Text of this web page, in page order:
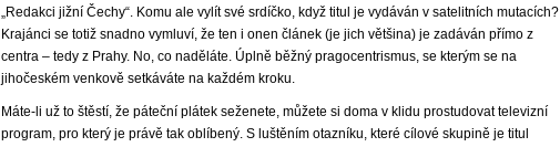
„Redakci jižní Čechy“. Komu ale vylít své srdíčko, když titul je vydáván v satelitních mutacích?
Krajánci se totiž snadno vymluví, že ten i onen článek (je jich většina) je zadáván přímo z
centra – tedy z Prahy. No, co naděláte. Úplně běžný pragocentrismus, se kterým se na
jihočeském venkově setkáváte na každém kroku.
Máte-li už to štěstí, že páteční plátek seženete, můžete si doma v klidu prostudovat televizní
program, pro který je právě tak oblíbený. S luštěním otazníku, které cílové skupině je titul